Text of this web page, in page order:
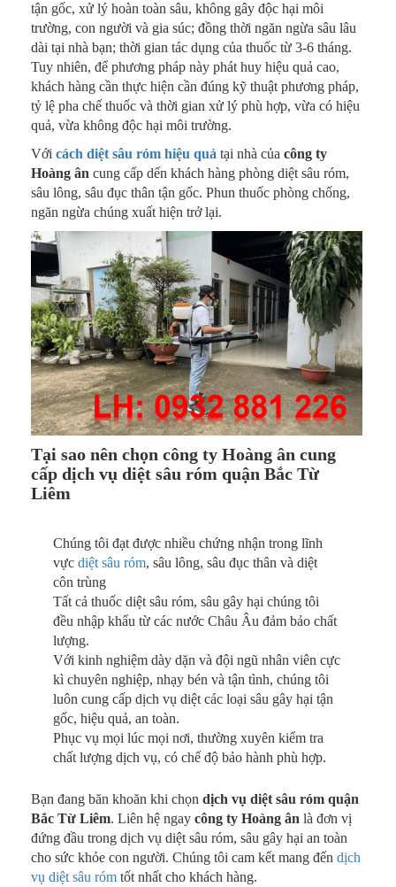
tận gốc, xử lý hoàn toàn sâu, không gây độc hại môi
trường, con người và gia súc; đồng thời ngăn ngừa sâu lâu
dài tại nhà bạn; thời gian tác dụng của thuốc từ 3-6 tháng.
Tuy nhiên, để phương pháp này phát huy hiệu quả cao,
khách hàng cần thực hiện cần đúng kỹ thuật phương pháp,
tỷ lệ pha chế thuốc và thời gian xử lý phù hợp, vừa có hiệu
quả, vừa không độc hại môi trường.
Với cách diệt sâu róm hiệu quả tại nhà của công ty
Hoàng ân cung cấp dến khách hàng phòng diệt sâu róm,
sâu lông, sâu đục thân tận gốc. Phun thuốc phòng chống,
ngăn ngừa chúng xuất hiện trở lại.
Tại sao nên chọn công ty Hoàng ân cung
cấp dịch vụ diệt sâu róm quận Bắc Từ
Liêm
Chúng tôi đạt được nhiều chứng nhận trong lĩnh
vực diệt sâu róm, sâu lông, sâu đục thân và diệt
côn trùng
Tất cả thuốc diệt sâu róm, sâu gây hại chúng tôi
đều nhập khẩu từ các nước Châu Âu đảm bảo chất
lượng.
Với kinh nghiệm dày dặn và đội ngũ nhân viên cực
kì chuyên nghiệp, nhạy bén và tận tình, chúng tôi
luôn cung cấp dịch vụ diệt các loại sâu gây hại tận
gốc, hiệu quả, an toàn.
Phục vụ mọi lúc mọi nơi, thường xuyên kiểm tra
chất lượng dịch vụ, có chế độ bảo hành phù hợp.
Bạn đang băn khoăn khi chọn dịch vụ diệt sâu róm quận
Bắc Từ Liêm. Liên hệ ngay công ty Hoàng ân là đơn vị
đứng đầu trong dịch vụ diệt sâu róm, sâu gây hại an toàn
cho sức khỏe con người. Chúng tôi cam kết mang đến dịch
vụ diệt sâu róm tốt nhất cho khách hàng.